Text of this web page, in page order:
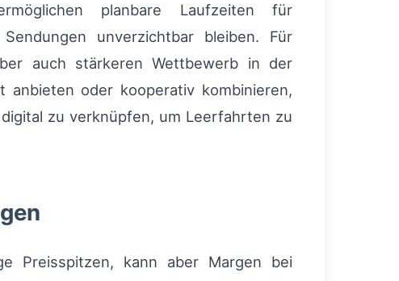
planbare Laufzeiten für
unverzichtbar bleiben. Für
auch stärkeren Wettbewerb in der
anbieten oder kooperativ kombinieren,
zu verknüpfen, um Leerfahrten zu
Preisspitzen, kann aber Margen bei